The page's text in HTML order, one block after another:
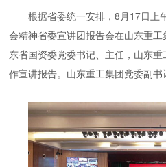
根据省委统一安排，8月17日上
会精神省委宣讲团报告会在山东重
东省国资委党委书记、主任，山东
作宣讲报告。山东重工集团党委副书